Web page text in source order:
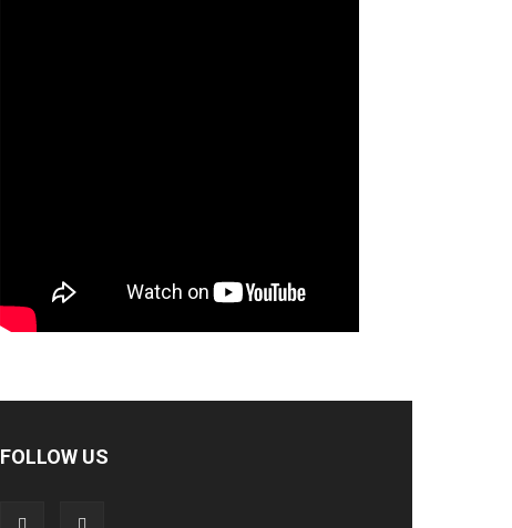
FOLLOW US